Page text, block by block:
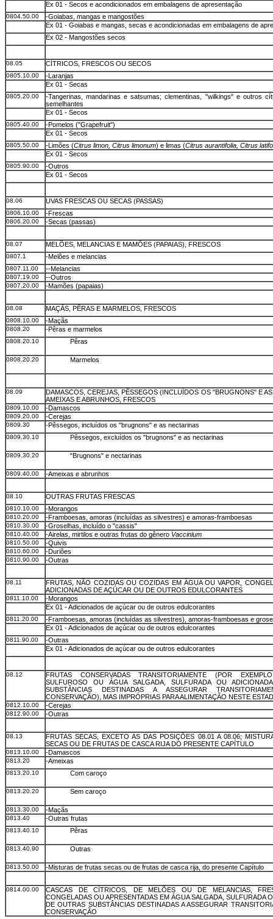
Ex 01 - Secos e acondicionados em embalagens de apresentação
0804.50.00
-Goiabas, mangas e mangostões
Ex 01 - Goiabas e mangas, secas e acondicionadas em embalagens de
Ex 02 - Mangostões secos
08.05 CÍTRICOS, FRESCOS OU SECOS
0805.10.00
-Laranjas
Ex 01 - Secas
0805.20.00
-Tangerinas, mandarinas e satsumas; clementinas, "wilkings" e outros
semelhantes
Ex 01 - Secos
0805.40.00
-Pomelos ("Grapefruit")
Ex 01 - Secos
0805.50.00 -Limões (Citrus limon, Citrus limonum) e limas (Citrus aurantifolia, Citrus
Ex 01 - Secos
0805.90.00
-Outros
Ex 01 - Secos
08.06 UVAS FRESCAS OU SECAS (PASSAS)
0806.10.00 -Frescas
0806.20.00 -Secas (passas)
08.07 MELÕES, MELANCIAS E MAMÕES (PAPAIAS), FRESCOS
0807.1 -Melões e melancias
0807.11.00 --Melancias
0807.19.00 --Outros
0807.20.00 -Mamões (papaias)
08.08 MAÇÃS, PÊRAS E MARMELOS, FRESCOS
0808.10.00 -Maçãs
0808.20 -Pêras e marmelos
0808.20.10 Pêras
0808.20.20 Marmelos
08.09
DAMASCOS, CEREJAS, PÊSSEGOS (INCLUÍDOS OS "BRUGNONS" E
AMEIXAS E ABRUNHOS, FRESCOS
0809.10.00 -Damascos
0809.20.00 -Cerejas
0809.30 -Pêssegos, incluídos os "brugnons" e as nectarinas
0809.30.10 Pêssegos, excluídos os "brugnons" e as nectarinas
0809.30.20 "Brugnons" e nectarinas
0809.40.00 -Ameixas e abrunhos
08.10 OUTRAS FRUTAS FRESCAS
0810.10.00 -Morangos
0810.20.00 -Framboesas, amoras (incluídas as silvestres) e amoras-framboesas
0810.30.00 -Groselhas, incluído o "cassis"
0810.40.00 -Airelas, mirtilos e outras frutas do gênero Vaccinium
0810.50.00 -Quivis
0810.60.00 -Duriões
0810.90.00 -Outras
08.11
FRUTAS, NÃO COZIDAS OU COZIDAS EM ÁGUA OU VAPOR,
ADICIONADAS DE AÇÚCAR OU DE OUTROS EDULCORANTES
0811.10.00
-Morangos
Ex 01 - Adicionados de açúcar ou de outros edulcorantes
0811.20.00 -Framboesas, amoras (incluídas as silvestres), amoras-framboesas e
Ex 01 - Adicionados de açúcar ou de outros edulcorantes
0811.90.00
-Outras
Ex 01 - Adicionados de açúcar ou de outros edulcorantes
08.12
FRUTAS CONSERVADAS TRANSITORIAMENTE (POR
SULFUROSO OU ÁGUA SALGADA, SULFURADA OU
SUBSTÂNCIAS DESTINADAS A ASSEGURAR
CONSERVAÇÃO), MAS IMPRÓPRIAS PARA ALIMENTAÇÃO NESTE
0812.10.00 -Cerejas
0812.90.00 -Outras
08.13
FRUTAS SECAS, EXCETO AS DAS POSIÇÕES 08.01 A 08.06;
SECAS OU DE FRUTAS DE CASCA RIJA DO PRESENTE CAPÍTULO
0813.10.00 -Damascos
0813.20 -Ameixas
0813.20.10 Com caroço
0813.20.20 Sem caroço
0813.30.00 -Maçãs
0813.40 -Outras frutas
0813.40.10 Pêras
0813.40.90 Outras
0813.50.00 -Misturas de frutas secas ou de frutas de casca rija, do presente Capítulo
0814.00.00
CASCAS DE CÍTRICOS, DE MELÕES OU DE MELANCIAS,
CONGELADAS OU APRESENTADAS EM ÁGUA SALGADA, SULFURADA
DE OUTRAS SUBSTÂNCIAS DESTINADAS A ASSEGURAR
CONSERVAÇÃO